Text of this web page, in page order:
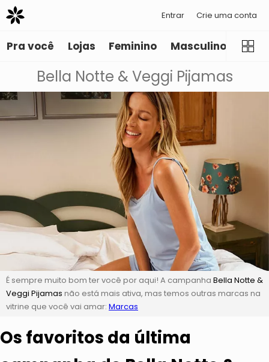
Entrar Crie uma conta
Pra você Lojas Feminino Masculino
Bella Notte & Veggi Pijamas
É sempre muito bom ter você por aqui! A campanha Bella Notte &
Veggi Pijamas não está mais ativa, mas temos outras marcas na
vitrine que você vai amar: Marcas
Os favoritos da última